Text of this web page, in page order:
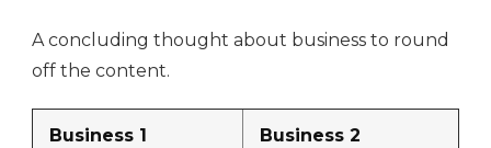
A concluding thought about business to round
off the content.
Business 1 Business 2